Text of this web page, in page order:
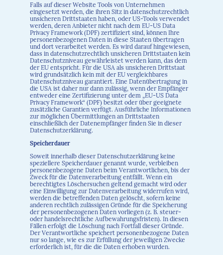
Falls auf dieser Website Tools von Unternehmen
eingesetzt werden, die ihren Sitz in datenschutzrechtlich
unsicheren Drittstaaten haben, oder US-Tools verwendet
werden, deren Anbieter nicht nach dem EU-US Data
Privacy Framework (DPF) zertifiziert sind, können Ihre
personenbezogenen Daten in diese Staaten übertragen
und dort verarbeitet werden. Es wird darauf hingewiesen,
dass in datenschutzrechtlich unsicheren Drittstaaten kein
Datenschutzniveau gewährleistet werden kann, das dem
der EU entspricht. Für die USA als unsicheren Drittstaat
wird grundsätzlich kein mit der EU vergleichbares
Datenschutzniveau garantiert. Eine Datenübertragung in
die USA ist daher nur dann zulässig, wenn der Empfänger
entweder eine Zertifizierung unter dem „EU-US Data
Privacy Framework“ (DPF) besitzt oder über geeignete
zusätzliche Garantien verfügt. Ausführliche Informationen
zur möglichen Übermittlungen an Drittstaaten
einschließlich der Datenempfänger finden Sie in dieser
Datenschutzerklärung.
Speicherdauer
Soweit innerhalb dieser Datenschutzerklärung keine
speziellere Speicherdauer genannt wurde, verbleiben
personenbezogene Daten beim Verantwortlichen, bis der
Zweck für die Datenverarbeitung entfällt. Wenn ein
berechtigtes Löschersuchen geltend gemacht wird oder
eine Einwilligung zur Datenverarbeitung widerrufen wird,
werden die betreffenden Daten gelöscht, sofern keine
anderen rechtlich zulässigen Gründe für die Speicherung
der personenbezogenen Daten vorliegen (z. B. steuer-
oder handelsrechtliche Aufbewahrungsfristen). In diesen
Fällen erfolgt die Löschung nach Fortfall dieser Gründe.
Der Verantwortliche speichert personenbezogene Daten
nur so lange, wie es zur Erfüllung der jeweiligen Zwecke
erforderlich ist, für die die Daten erhoben wurden.